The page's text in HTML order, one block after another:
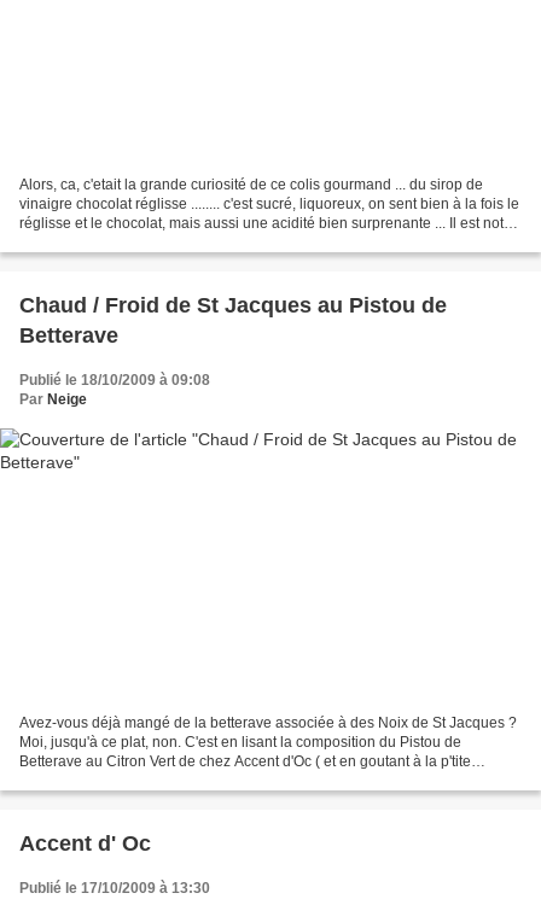
Alors, ca, c'etait la grande curiosité de ce colis gourmand ... du sirop de
vinaigre chocolat réglisse ........ c'est sucré, liquoreux, on sent bien à la fois le
réglisse et le chocolat, mais aussi une acidité bien surprenante ... Il est noté
Chaud / Froid de St Jacques au Pistou de
Betterave
Publié le 18/10/2009 à 09:08
Par Neige
Avez-vous déjà mangé de la betterave associée à des Noix de St Jacques ?
Moi, jusqu'à ce plat, non. C'est en lisant la composition du Pistou de
Betterave au Citron Vert de chez Accent d'Oc ( et en goutant à la p'tite
Accent d' Oc
Publié le 17/10/2009 à 13:30